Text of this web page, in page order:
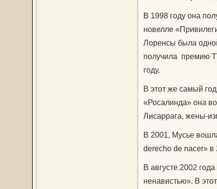
В 1998 году она
новелле
Лоренсы была
получила премию
году.
В этот же самый
«Росалинда» она
Лисаррага, жены-
В 2001, Мусье
derecho de nacer» в
В августе 2002
ненавистью». В